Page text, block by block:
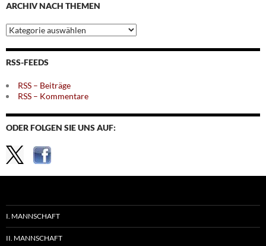
ARCHIV NACH THEMEN
Archiv
nach
Themen
RSS-FEEDS
RSS – Beiträge
RSS – Kommentare
ODER FOLGEN SIE UNS AUF:
I. MANNSCHAFT
II. MANNSCHAFT